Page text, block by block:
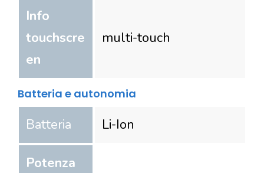
Info
touchscre
en
multi-touch
Batteria e autonomia
Batteria Li-Ion
Potenza